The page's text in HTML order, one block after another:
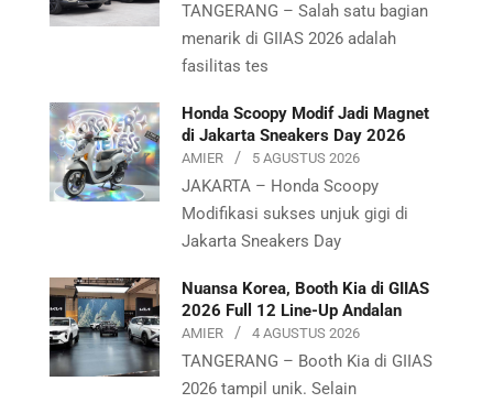
TANGERANG – Salah satu bagian
menarik di GIIAS 2026 adalah
fasilitas tes
Honda Scoopy Modif Jadi Magnet
di Jakarta Sneakers Day 2026
AMIER 5 AGUSTUS 2026
JAKARTA – Honda Scoopy
Modifikasi sukses unjuk gigi di
Jakarta Sneakers Day
Nuansa Korea, Booth Kia di GIIAS
2026 Full 12 Line-Up Andalan
AMIER 4 AGUSTUS 2026
TANGERANG – Booth Kia di GIIAS
2026 tampil unik. Selain